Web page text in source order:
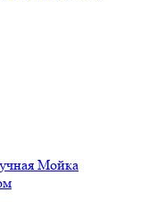
Мойка